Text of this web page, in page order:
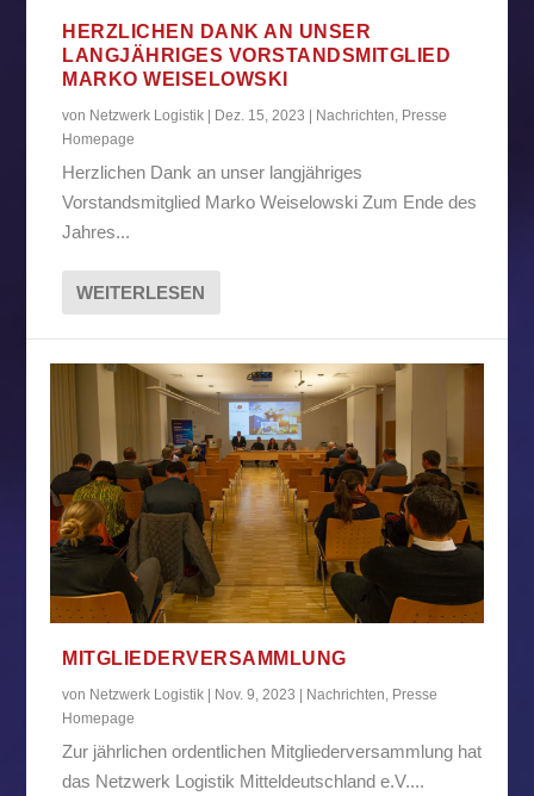
HERZLICHEN DANK AN UNSER
LANGJÄHRIGES VORSTANDSMITGLIED
MARKO WEISELOWSKI
von Netzwerk Logistik Dez. 15, 2023 Nachrichten, Presse
Homepage
Herzlichen Dank an unser langjähriges
Vorstandsmitglied Marko Weiselowski Zum Ende des
Jahres...
WEITERLESEN
MITGLIEDERVERSAMMLUNG
von Netzwerk Logistik | Nov. 9, 2023 | Nachrichten Presse
Homepage
Zur jährlichen ordentlichen Mitgliederversammlung hat
das Netzwerk Logistik Mitteldeutschland e.V....